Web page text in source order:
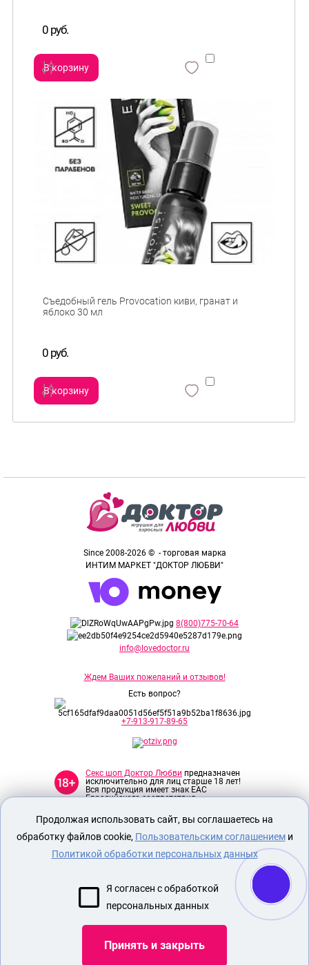
0 руб.
В корзину
0 руб.
В корзину
Since 2008-2026 © - торговая марка
ИНТИМ МАРКЕТ "ДОКТОР ЛЮБВИ"
8(800)775-70-64
info@lovedoctor.ru
Ждем Ваших пожеланий и отзывов!
Есть вопрос?
+7-913-917-89-65
Секс шоп Доктор Любви предназначен
исключительно для лиц старше 18 лет!
Вся продукция имеет знак EAC
Евразийского соответствия.
О МАГАЗИНЕ
ОПЛАТА И ДОСТАВКА
ЭРОТИЧЕСКОЕ БЕЛЬЕ
Продолжая использовать сайт, вы соглашаетесь на
обработку файлов cookie, Пользовательским соглашениеми
Политикой обработки персональных данных
Я согласен с обработкой
персональных данных
Принять и закрыть